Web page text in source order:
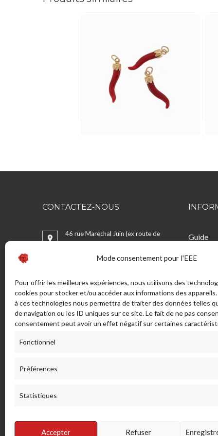
Mode consentement pour l'EEE
Pour offrir les meilleures expériences, nous utilisons des
cookies pour stocker et/ou accéder aux informations des
à ces technologies nous permettra de traiter des données telles
de navigation ou les ID uniques sur ce site. Le fait de ne pas
consentement peut avoir un effet négatif sur certaines
Fonctionnel
Préférences
Statistiques
Accepter Refuser
CONTACTEZ-NOUS
46 rue Marechal Juin (ex route de
PORTO VECCHIO - France
LA TAILLERIE SAS - 46 Rue Maréchal
Juin, 20137 Porto-Vecchio. France.
info[a]lataillerieducorail.com
Guide